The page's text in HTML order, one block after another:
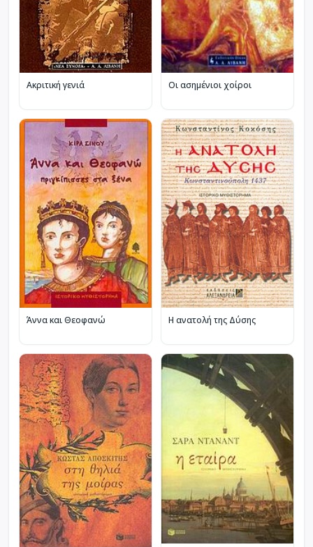
Ακριτική γενιά Οι ασημένιοι χοίροι
Άννα και Θεοφανώ Η ανατολή της Δύσης